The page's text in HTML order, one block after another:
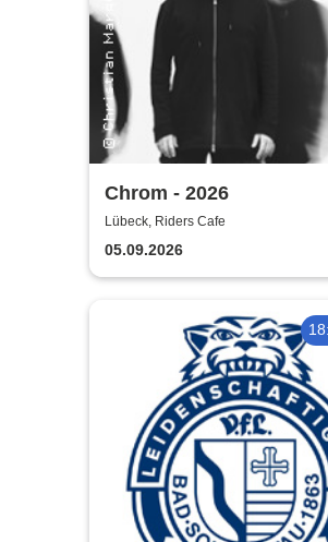
Chrom - 2026
Lübeck, Riders Cafe
05.09.2026